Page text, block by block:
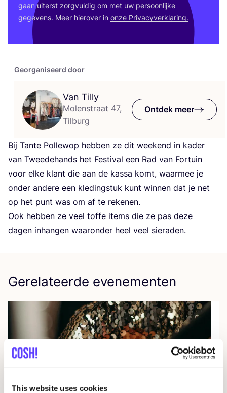
This website uses cookies
Georganiseerd door
Van Tilly
Molenstraat 47,
Tilburg
Ontdek meer
Bij Tan­te Pol­le­wop heb­ben ze dit week­end in kader
van Twee­de­hands het Fes­ti­val een Rad van For­tuin
voor elke klant die aan de kas­sa komt, waar­mee je
onder ande­re een kle­ding­stuk kunt win­nen dat je net
op het punt was om af te rekenen.
Ook heb­ben ze veel tof­fe items die ze pas deze
dagen inhan­gen waar­on­der heel veel sieraden.
gaan uiterst zorg­vul­dig om met uw per­soon­lij­ke
gege­vens. Meer hier­over in onze Pri­va­cy­ver­kla­ring.
Gerelateerde evenementen